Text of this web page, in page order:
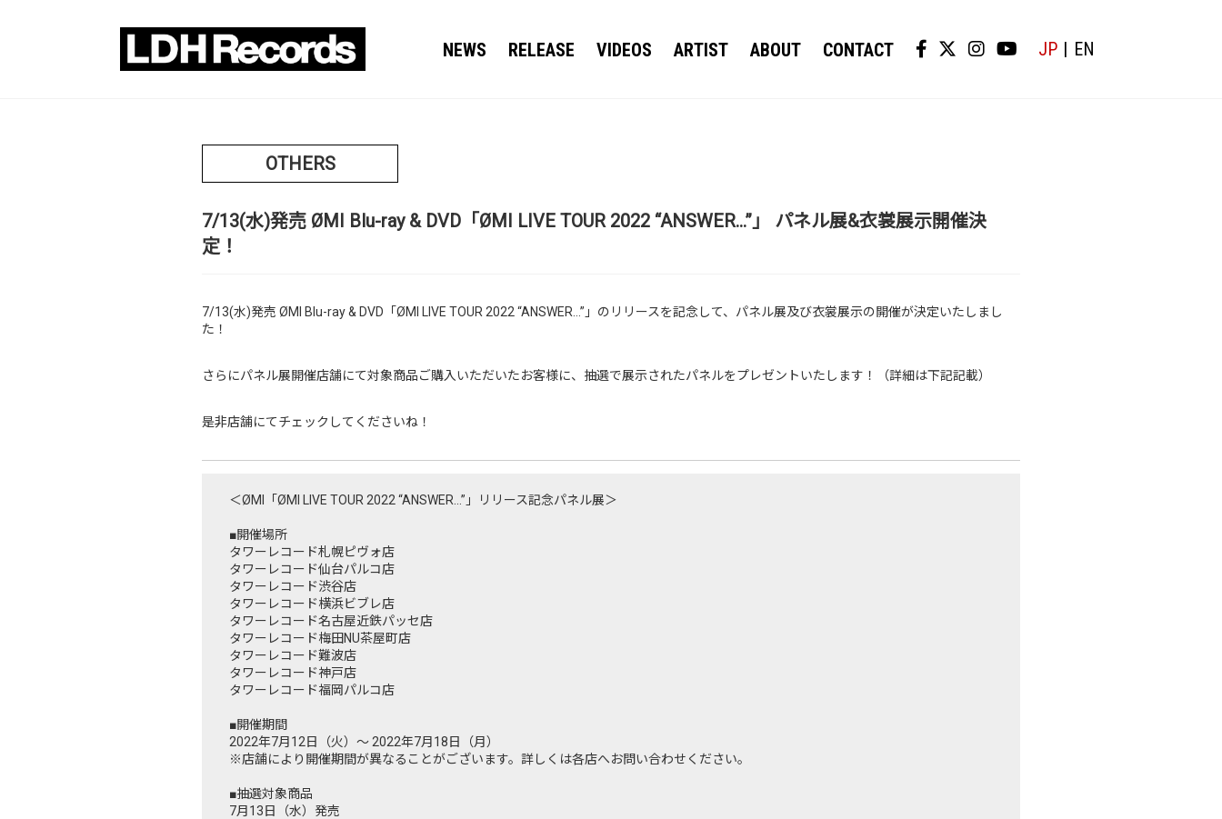
NEWS RELEASE VIDEOS ARTIST ABOUT CONTACT JP EN
OTHERS
7/13(水)発売 ØMI Blu-ray & DVD「ØMI LIVE TOUR 2022 “ANSWER…”」 パネル展&衣裳展示開催決
定！
7/13(水)発売 ØMI Blu-ray & DVD「ØMI LIVE TOUR 2022 “ANSWER…”」のリリースを記念して、パネル展及び衣裳展示の開催が決定いたしまし
た！
さらにパネル展開催店舗にて対象商品ご購入いただいたお客様に、抽選で展示されたパネルをプレゼントいたします！（詳細は下記記載）
是非店舗にてチェックしてくださいね！
＜ØMI「ØMI LIVE TOUR 2022 “ANSWER…”」リリース記念パネル展＞
■開催場所
タワーレコード札幌ピヴォ店
タワーレコード仙台パルコ店
タワーレコード渋谷店
タワーレコード横浜ビブレ店
タワーレコード名古屋近鉄パッセ店
タワーレコード梅田NU茶屋町店
タワーレコード難波店
タワーレコード神戸店
タワーレコード福岡パルコ店
■開催期間
2022年7月12日（火）～ 2022年7月18日（月）
※店舗により開催期間が異なることがございます。詳しくは各店へお問い合わせください。
■抽選対象商品
7月13日（水）発売